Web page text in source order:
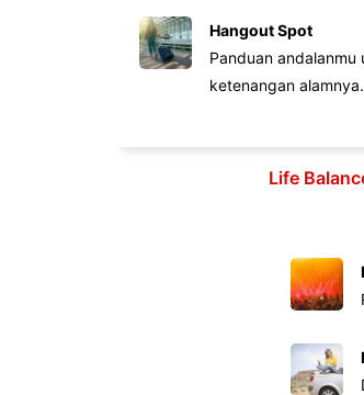
Hangout Spot
Panduan
ketenangan alamnya.
Life